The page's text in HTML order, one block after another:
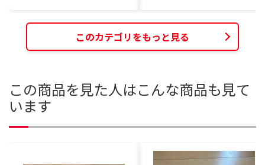
このカテゴリをもっと見る
この商品を見た人はこんな商品も見て
います